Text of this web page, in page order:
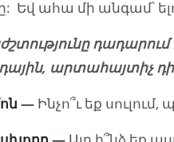
Եվ ահա մի անգամ՝
արտահայտիչ
— Ինչո՞ւ եք սուլում,